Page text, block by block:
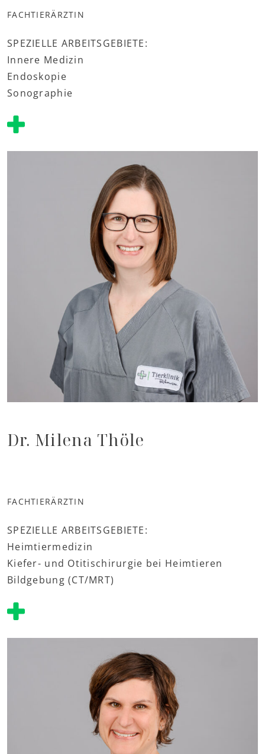
FACHTIERÄRZTIN
SPEZIELLE ARBEITSGEBIETE:
Innere Medizin
Endoskopie
Sonographie
Dr. Milena Thöle
FACHTIERÄRZTIN
SPEZIELLE ARBEITSGEBIETE:
Heimtiermedizin
Kiefer- und Otitischirurgie bei Heimtieren
Bildgebung (CT/MRT)